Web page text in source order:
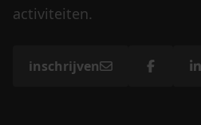
activiteiten.
inschrijven